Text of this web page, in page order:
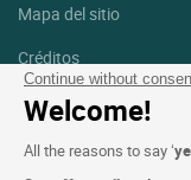
Continue without
Welcome!
All the reasons to say ‘
Mapa del sitio
Créditos
fotografías
Facebook